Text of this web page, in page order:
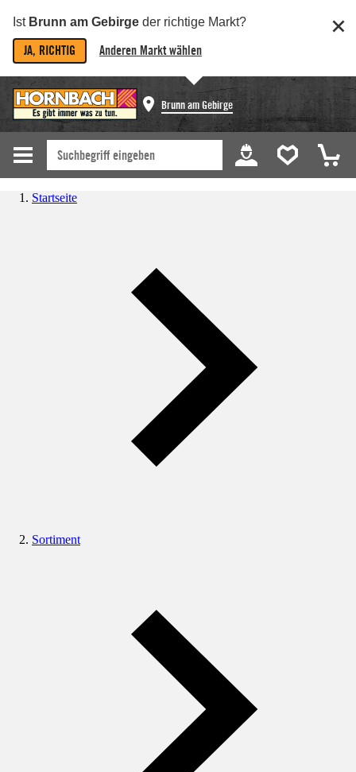
Ist Brunn am Gebirge der richtige Markt?
JA, RICHTIG Anderen Markt wählen
Brunn am Gebirge
Startseite
Sortiment